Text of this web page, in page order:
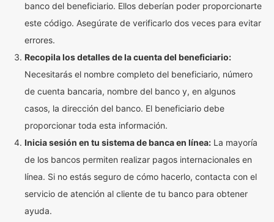
banco del beneficiario. Ellos deberían poder proporcionarte
este código. Asegúrate de verificarlo dos veces para evitar
errores.
Recopila los detalles de la cuenta del beneficiario:
Necesitarás el nombre completo del beneficiario, número
de cuenta bancaria, nombre del banco y, en algunos
casos, la dirección del banco. El beneficiario debe
proporcionar toda esta información.
Inicia sesión en tu sistema de banca en línea: La mayoría
de los bancos permiten realizar pagos internacionales en
línea. Si no estás seguro de cómo hacerlo, contacta con el
servicio de atención al cliente de tu banco para obtener
ayuda.